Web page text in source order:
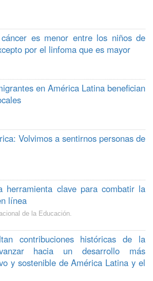
es menor entre los niños de
por el linfoma que es mayor
en América Latina benefician
Volvimos a sentirnos personas de
herramienta clave para combatir la
línea
de la Educación.
contribuciones históricas de la
hacia un desarrollo más
y sostenible de América Latina y el